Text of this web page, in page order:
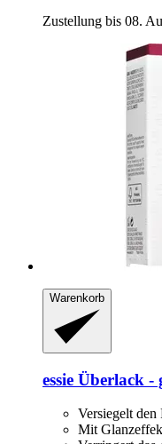
Zustellung bis 08.
Warenkorb
essie Überlack -​
Versiegelt den
Mit